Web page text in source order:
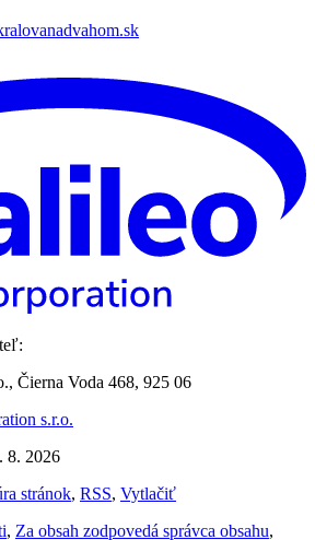
Čierna Voda 468, 925 06
s.r.o.
8. 2026
stránok, RSS, Vytlačiť
, Za obsah zodpovedá správca obsahu,